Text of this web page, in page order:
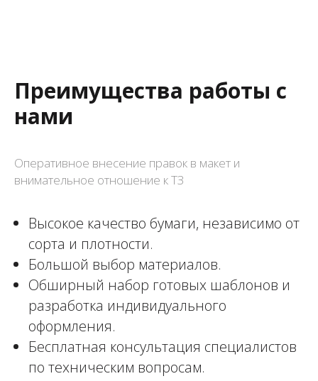
Преимущества работы с
нами
Оперативное внесение правок в макет и
внимательное отношение к ТЗ
Высокое качество бумаги, независимо от
сорта и плотности.
Большой выбор материалов.
Обширный набор готовых шаблонов и
разработка индивидуального
оформления.
Бесплатная консультация специалистов
по техническим вопросам.